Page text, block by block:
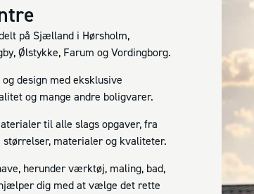
på Sjælland i Hørsholm,
Ølstykke, Farum og Vordingborg.
design med eksklusive
og mange andre boligvarer.
til alle slags opgaver, fra
materialer og kvaliteter.
herunder værktøj, maling, bad,
dig med at vælge det rette